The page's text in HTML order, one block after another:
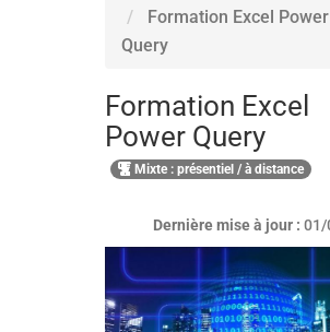
Formation Excel Power
Query
Formation Excel
Power Query
Mixte : présentiel / à distance
Dernière mise à jour :01/